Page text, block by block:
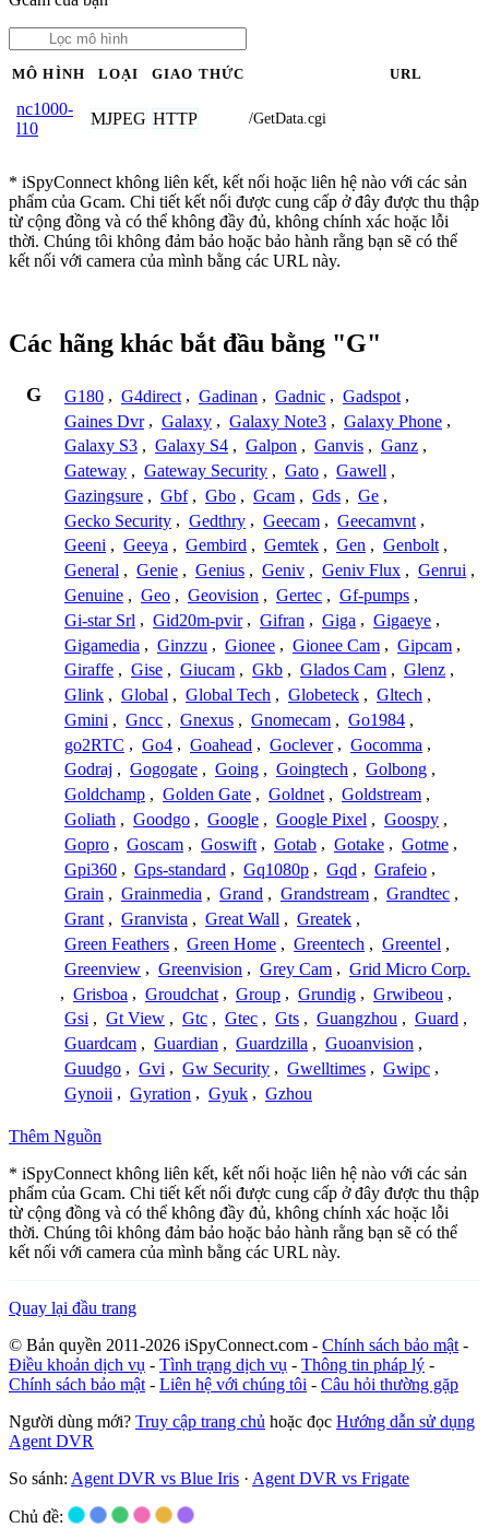
MÔ HÌNH LOẠI GIAO THỨC URL
nc1000-
l10
MJPEG HTTP /GetData.cgi
* iSpyConnect không liên kết, kết nối hoặc liên hệ nào với các sản
phẩm của Gcam. Chi tiết kết nối được cung cấp ở đây được thu thập
từ cộng đồng và có thể không đầy đủ, không chính xác hoặc lỗi
thời. Chúng tôi không đảm bảo hoặc bảo hành rằng bạn sẽ có thể
kết nối với camera của mình bằng các URL này.
Các hãng khác bắt đầu bằng "G"
G G180 , G4direct , Gadinan , Gadnic , Gadspot ,
Gaines Dvr , Galaxy , Galaxy Note3 , Galaxy Phone ,
Galaxy S3 , Galaxy S4 , Galpon , Ganvis , Ganz ,
Gateway , Gateway Security , Gato , Gawell ,
Gazingsure , Gbf , Gbo , Gcam , Gds , Ge ,
Gecko Security , Gedthry , Geecam , Geecamvnt ,
Geeni , Geeya , Gembird , Gemtek , Gen , Genbolt ,
General , Genie , Genius , Geniv , Geniv Flux , Genrui ,
Genuine , Geo , Geovision , Gertec , Gf-pumps ,
Gi-star Srl , Gid20m-pvir , Gifran , Giga , Gigaeye ,
Gigamedia , Ginzzu , Gionee , Gionee Cam , Gipcam ,
Giraffe , Gise , Giucam , Gkb , Glados Cam , Glenz ,
Glink , Global , Global Tech , Globeteck , Gltech ,
Gmini , Gncc , Gnexus , Gnomecam , Go1984 ,
go2RTC , Go4 , Goahead , Goclever , Gocomma ,
Godraj , Gogogate , Going , Goingtech , Golbong ,
Goldchamp , Golden Gate , Goldnet , Goldstream ,
Goliath , Goodgo , Google , Google Pixel , Goospy ,
Gopro , Goscam , Goswift , Gotab , Gotake , Gotme ,
Gpi360 , Gps-standard , Gq1080p , Gqd , Grafeio ,
Grain , Grainmedia , Grand , Grandstream , Grandtec ,
Grant , Granvista , Great Wall , Greatek ,
Green Feathers , Green Home , Greentech , Greentel ,
Greenview , Greenvision , Grey Cam , Grid Micro Corp.
, Grisboa , Groudchat , Group , Grundig , Grwibeou ,
Gsi , Gt View , Gtc , Gtec , Gts , Guangzhou , Guard ,
Guardcam , Guardian , Guardzilla , Guoanvision ,
Guudgo , Gvi , Gw Security , Gwelltimes , Gwipc ,
Gynoii , Gyration , Gyuk , Gzhou
Thêm Nguồn
* iSpyConnect không liên kết, kết nối hoặc liên hệ nào với các sản
phẩm của Gcam. Chi tiết kết nối được cung cấp ở đây được thu thập
từ cộng đồng và có thể không đầy đủ, không chính xác hoặc lỗi
thời. Chúng tôi không đảm bảo hoặc bảo hành rằng bạn sẽ có thể
kết nối với camera của mình bằng các URL này.
Quay lại đầu trang
© Bản quyền 2011-2026 iSpyConnect.com - Chính sách bảo mật -
Điều khoản dịch vụ - Tình trạng dịch vụ - Thông tin pháp lý -
Chính sách bảo mật - Liên hệ với chúng tôi - Câu hỏi thường gặp
Người dùng mới? Truy cập trang chủ hoặc đọc Hướng dẫn sử dụng
Agent DVR
So sánh: Agent DVR vs Blue Iris · Agent DVR vs Frigate
Chủ đề: